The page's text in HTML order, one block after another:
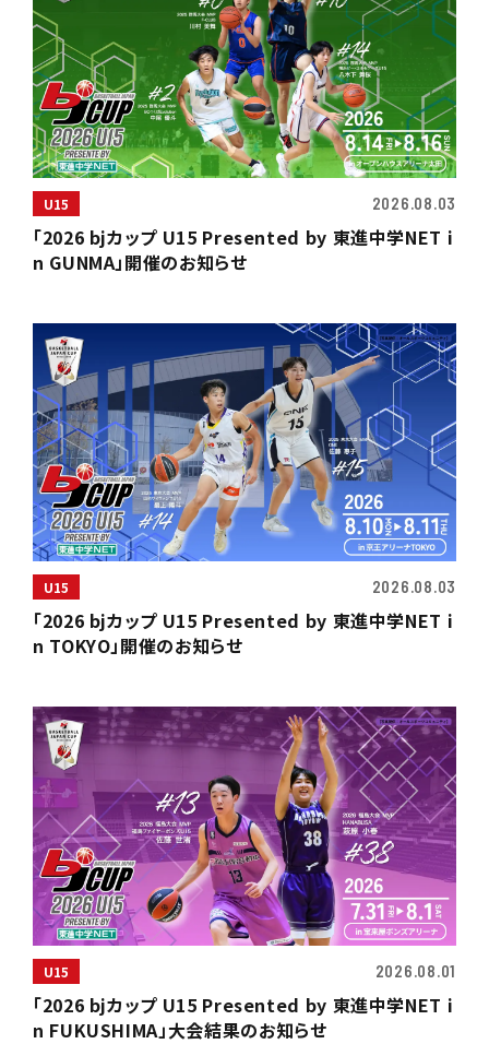
U15 2026.08.03
「2026 bjカップ U15 Presented by 東進中学NET i
n GUNMA」開催のお知らせ
U15 2026.08.03
「2026 bjカップ U15 Presented by 東進中学NET i
n TOKYO」開催のお知らせ
U15 2026.08.01
「2026 bjカップ U15 Presented by 東進中学NET i
n FUKUSHIMA」大会結果のお知らせ